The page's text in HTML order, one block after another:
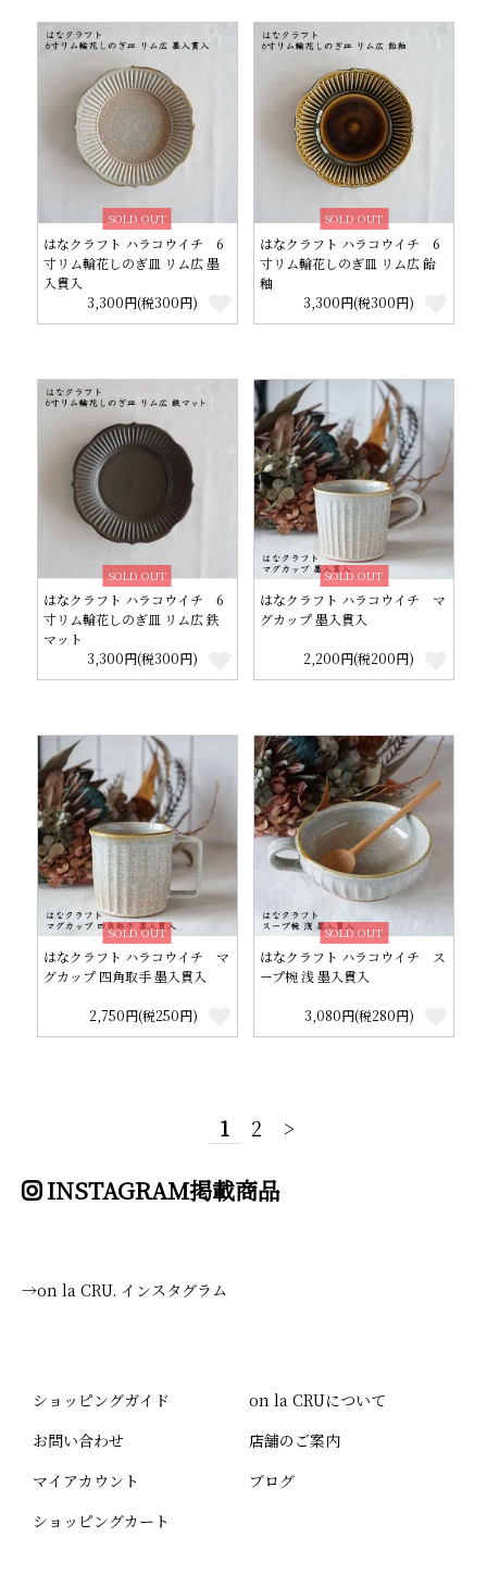
SOLD OUT
はなクラフト ハラコウイチ 6
寸リム輪花しのぎ皿 リム広 墨
入貫入
3,300円(税300円)
SOLD OUT
はなクラフト ハラコウイチ 6
寸リム輪花しのぎ皿 リム広 飴
釉
3,300円(税300円)
SOLD OUT
はなクラフト ハラコウイチ 6
寸リム輪花しのぎ皿 リム広 鉄
マット
3,300円(税300円)
SOLD OUT
はなクラフト ハラコウイチ マ
グカップ 墨入貫入
2,200円(税200円)
SOLD OUT
はなクラフト ハラコウイチ マ
グカップ 四角取手 墨入貫入
2,750円(税250円)
SOLD OUT
はなクラフト ハラコウイチ ス
ープ椀 浅 墨入貫入
3,080円(税280円)
1 2 >
INSTAGRAM掲載商品
→on la CRU. インスタグラム
ショッピングガイド
お問い合わせ
マイアカウント
ショッピングカート
on la CRUについて
店舗のご案内
ブログ